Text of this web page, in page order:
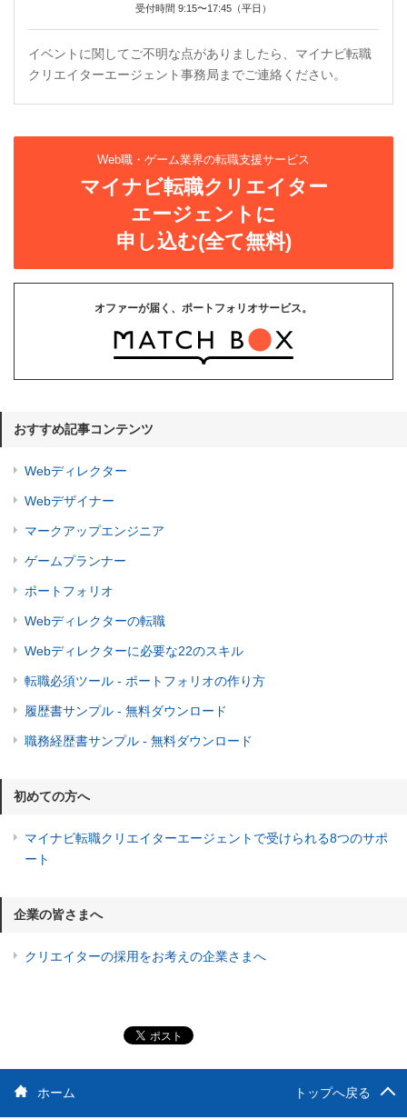
受付時間 9:15〜17:45（平日）
イベントに関してご不明な点がありましたら、マイナビ転職
クリエイターエージェント事務局までご連絡ください。
Web職・ゲーム業界の転職支援サービス
マイナビ転職クリエイター
エージェントに
申し込む(全て無料)
オファーが届く、ポートフォリオサービス。
おすすめ記事コンテンツ
Webディレクター
Webデザイナー
マークアップエンジニア
ゲームプランナー
ポートフォリオ
Webディレクターの転職
Webディレクターに必要な22のスキル
転職必須ツール - ポートフォリオの作り方
履歴書サンプル - 無料ダウンロード
職務経歴書サンプル - 無料ダウンロード
初めての方へ
マイナビ転職クリエイターエージェントで受けられる8つのサポ
ート
企業の皆さまへ
クリエイターの採用をお考えの企業さまへ
ホーム トップへ戻る